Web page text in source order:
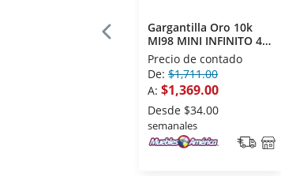
Gargantilla Oro 10k
MI98 MINI INFINITO 40
CM
Precio de contado
De: $1,711.00
A: $1,369.00
Desde $34.00
semanales